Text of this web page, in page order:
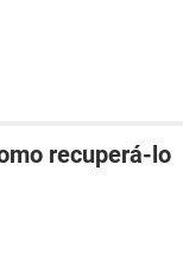
recuperá-lo